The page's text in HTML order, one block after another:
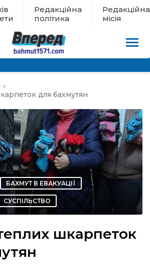
Редакційна
політика
Редакційна
місія
для бахмутян
БАХМУТ В ЕВАКУАЦІЇ
СУСПІЛЬСТВО
шкарпеток